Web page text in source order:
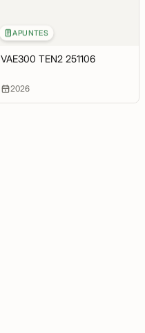
APUNTES
VAE300 TEN2 251106
2026